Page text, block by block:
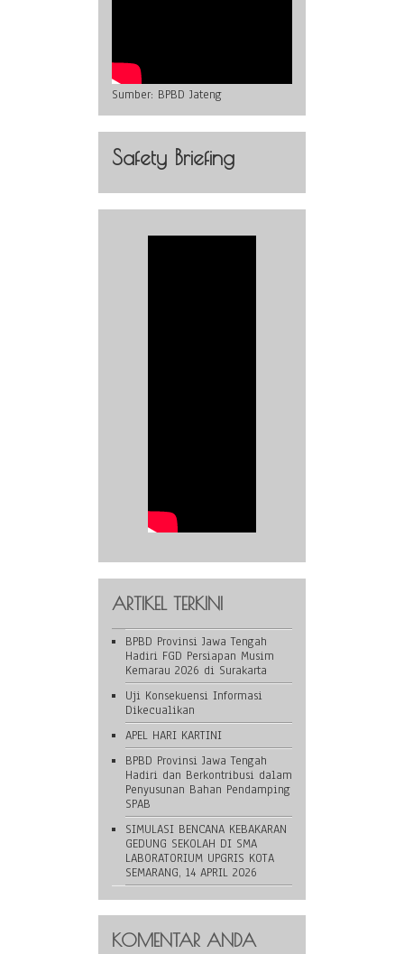
Sumber: BPBD Jateng
Safety Briefing
ARTIKEL TERKINI
BPBD Provinsi Jawa Tengah
Hadiri FGD Persiapan Musim
Kemarau 2026 di Surakarta
Uji Konsekuensi Informasi
Dikecualikan
APEL HARI KARTINI
BPBD Provinsi Jawa Tengah
Hadiri dan Berkontribusi dalam
Penyusunan Bahan Pendamping
SPAB
SIMULASI BENCANA KEBAKARAN
GEDUNG SEKOLAH DI SMA
LABORATORIUM UPGRIS KOTA
SEMARANG, 14 APRIL 2026
KOMENTAR ANDA